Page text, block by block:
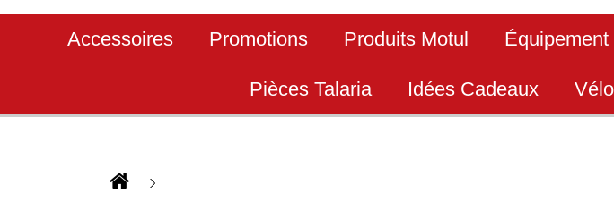
Accessoires Promotions Produits Motul Équipement
Pièces Talaria Idées Cadeaux Vélo